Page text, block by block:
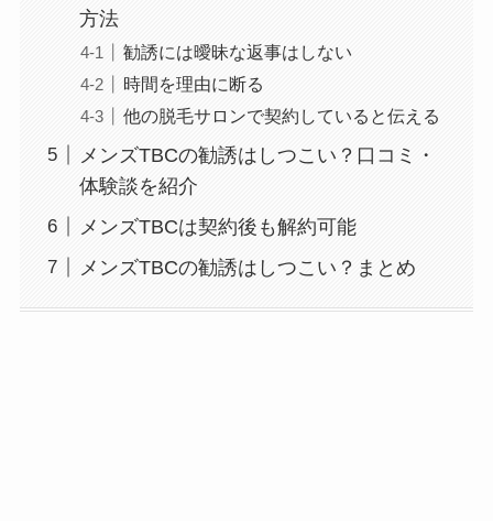
方法
勧誘には曖昧な返事はしない
時間を理由に断る
他の脱毛サロンで契約していると伝える
メンズTBCの勧誘はしつこい？口コミ・
体験談を紹介
メンズTBCは契約後も解約可能
メンズTBCの勧誘はしつこい？まとめ